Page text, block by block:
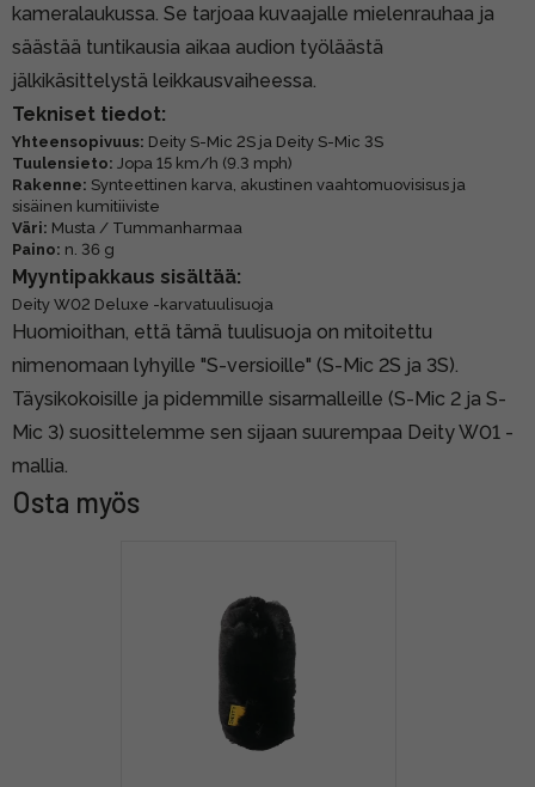
kameralaukussa. Se tarjoaa kuvaajalle mielenrauhaa ja
säästää tuntikausia aikaa audion työläästä
jälkikäsittelystä leikkausvaiheessa.
Tekniset tiedot:
Yhteensopivuus: Deity S-Mic 2S ja Deity S-Mic 3S
Tuulensieto: Jopa 15 km/h (9.3 mph)
Rakenne: Synteettinen karva, akustinen vaahtomuovisisus ja
sisäinen kumitiiviste
Väri: Musta / Tummanharmaa
Paino: n. 36 g
Myyntipakkaus sisältää:
Deity W02 Deluxe -karvatuulisuoja
Huomioithan, että tämä tuulisuoja on mitoitettu
nimenomaan lyhyille "S-versioille" (S-Mic 2S ja 3S).
Täysikokoisille ja pidemmille sisarmalleille (S-Mic 2 ja S-
Mic 3) suosittelemme sen sijaan suurempaa Deity W01 -
mallia.
Osta myös